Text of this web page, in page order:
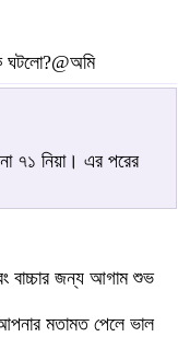
ঘটলো?@অমি
৭১ নিয়া। এর পরের
বাচ্চার জন্য আগাম শুভ
মতামত পেলে ভাল